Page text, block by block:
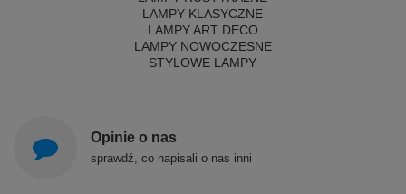
LAMPY KLASYCZNE
LAMPY ART DECO
LAMPY NOWOCZESNE
STYLOWE LAMPY
Opinie o nas
sprawdź, co napisali o nas inni